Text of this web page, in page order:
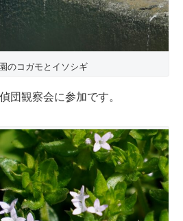
のコガモとイソシギ
団観察会に参加です。